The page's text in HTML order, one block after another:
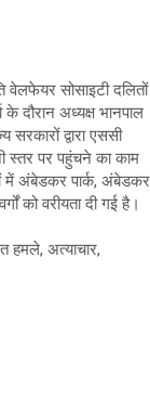
वेलफेयर सोसाइटी दलितों
दौरान अध्यक्ष भानपाल
द्वारा एससी
स्तर पर पहुंचने का काम
में अंबेडकर पार्क, अंबेडकर
को वरीयता दी गई है।
हमले, अत्याचार,